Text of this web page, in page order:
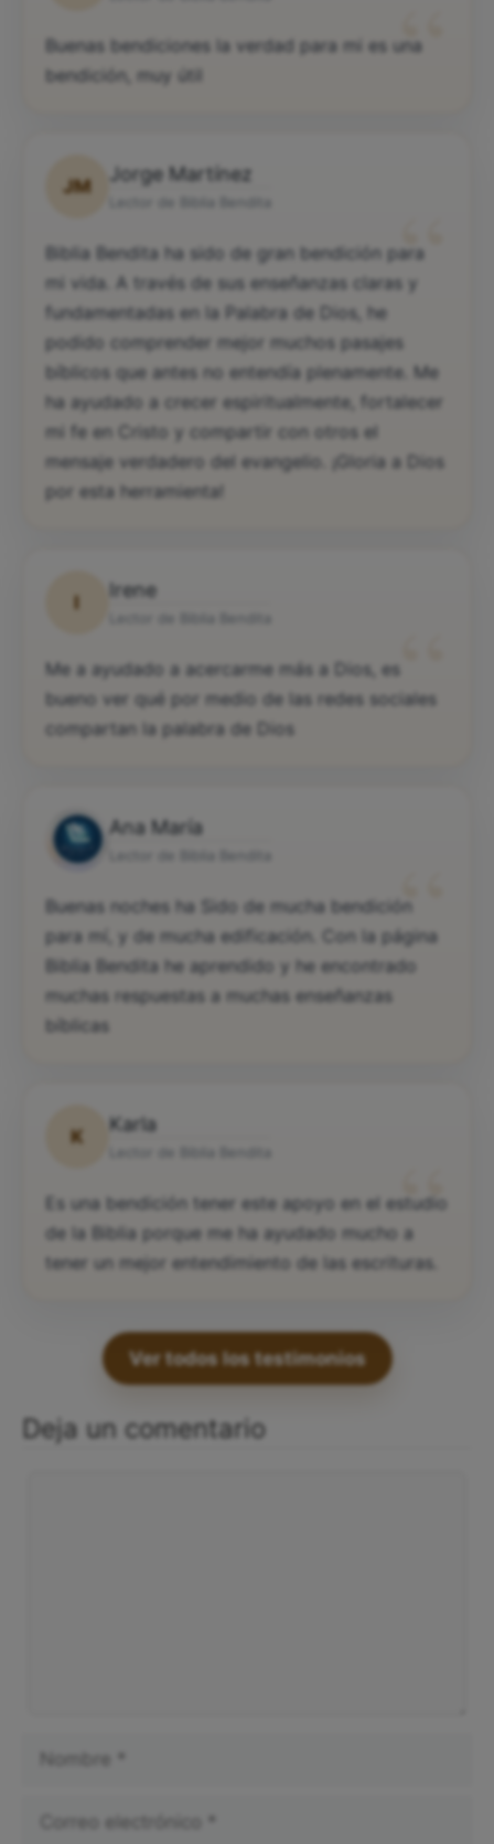
“
Buenas bendiciones la verdad para mi es una
bendición, muy útil
JM
Jorge Martínez
“
Biblia Bendita ha sido de gran bendición para
mi vida. A través de sus enseñanzas claras y
fundamentadas en la Palabra de Dios, he
podido comprender mejor muchos pasajes
bíblicos que antes no entendía plenamente. Me
ha ayudado a crecer espiritualmente, fortalecer
mi fe en Cristo y compartir con otros el
mensaje verdadero del evangelio. ¡Gloria a Dios
por esta herramienta!
I
Irene
“
Me a ayudado a acercarme más a Dios, es
bueno ver qué por medio de las redes sociales
compartan la palabra de Dios
Ana María
“
Buenas noches ha Sido de mucha bendición
para mí, y de mucha edificación. Con la página
Biblia Bendita he aprendido y he encontrado
muchas respuestas a muchas enseñanzas
bíblicas
K
Karla
“
Es una bendición tener este apoyo en el estudio
de la Biblia porque me ha ayudado mucho a
tener un mejor entendimiento de las escrituras.
Ver todos los testimonios
Deja un comentario